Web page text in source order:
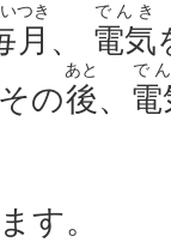
月
つき
、 電気
でんき
の後
あと
、
で
す。